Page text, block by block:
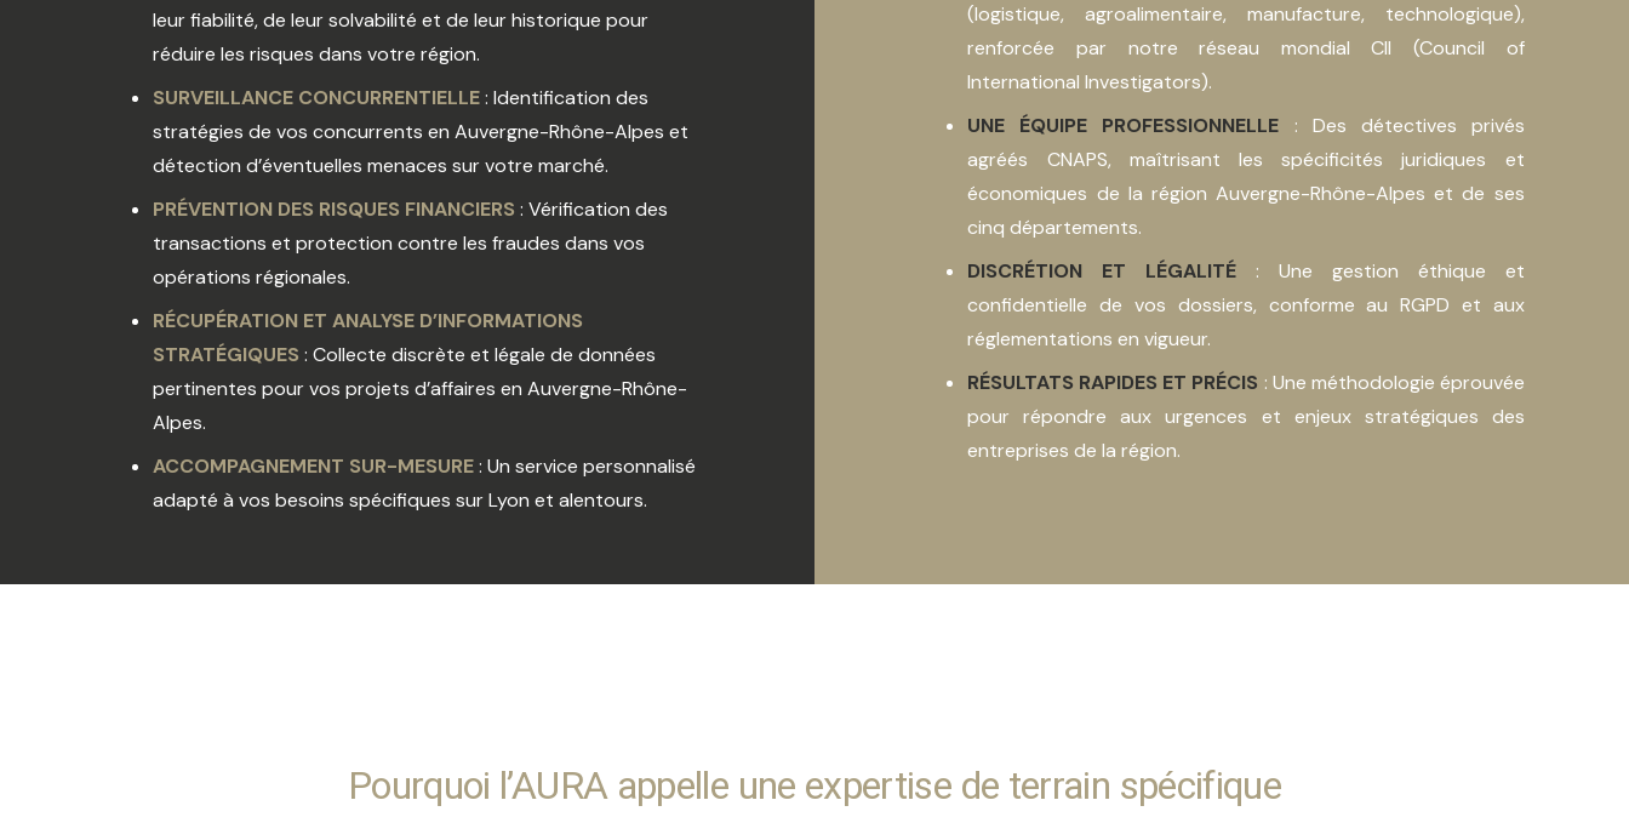
leur fiabilité, de leur solvabilité et de leur historique pour
réduire les risques dans votre région.
SURVEILLANCE CONCURRENTIELLE : Identification des
stratégies de vos concurrents en Auvergne-Rhône-Alpes et
détection d’éventuelles menaces sur votre marché.
PRÉVENTION DES RISQUES FINANCIERS : Vérification des
transactions et protection contre les fraudes dans vos
opérations régionales.
RÉCUPÉRATION ET ANALYSE D’INFORMATIONS
STRATÉGIQUES : Collecte discrète et légale de données
pertinentes pour vos projets d’affaires en Auvergne-Rhône-
Alpes.
ACCOMPAGNEMENT SUR-MESURE: Un service personnalisé
adapté à vos besoins spécifiques sur Lyon et alentours.
(logistique, agroalimentaire, manufacture, technologique),
renforcée par notre réseau mondial CII (Council of
International Investigators).
UNE ÉQUIPE PROFESSIONNELLE : Des détectives privés
agréés CNAPS, maîtrisant les spécificités juridiques et
économiques de la région Auvergne-Rhône-Alpes et de ses
cinq départements.
DISCRÉTION ET LÉGALITÉ : Une gestion éthique et
confidentielle de vos dossiers, conforme au RGPD et aux
réglementations en vigueur.
RÉSULTATS RAPIDES ET PRÉCIS : Une méthodologie éprouvée
pour répondre aux urgences et enjeux stratégiques des
entreprises de la région.
Pourquoi l’AURA appelle une expertise de terrain spécifique